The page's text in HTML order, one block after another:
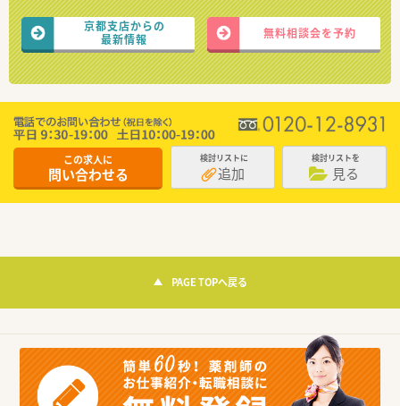
京都支店からの
最新情報
無料相談会を予約
この求人に
問い合わせる
検討リストに
追加
検討リストを
見る
PAGE TOPへ戻る